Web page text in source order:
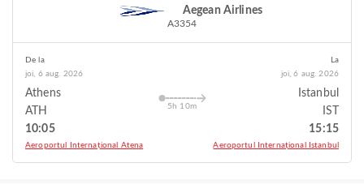
Aegean Airlines
A3354
De la
joi, 6 aug. 2026
Athens
ATH
10:05
Aeroportul Internațional Atena
5h 10m
La
joi, 6 aug. 2026
Istanbul
IST
15:15
Aeroportul Internațional Istanbul